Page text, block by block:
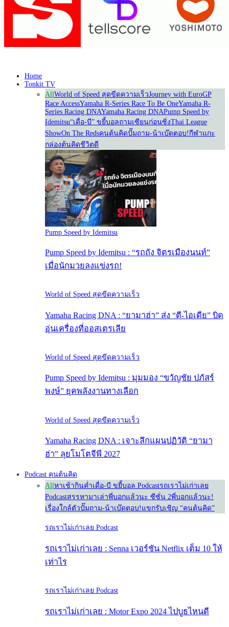
Home
Tonkit TV
AllWorld of Speed สุดขีดความเร็วJourney with EuroGP
Race AccessYamaha R-Series Race To Be OneYamaha R-
Series Racing DNAYamaha Racing DNAPump Speed by
Idemitsu“เดื่อ-บี” ขยี้บอลถามเซียนก่อนซิ่งThai League
ShowOn The Redsคนต้นคิดปั๊มถาม-น้าเบ๊ดตอบ!กีฬาแกะ
กล่องต้นคิดชีวิตดี
Pump Speed by Idemitsu
Pump Speed by Idemitsu : “รถถัง จิตรเมืองนนท์”
เมื่อนักมวยลงแข่งรถ!
World of Speed สุดขีดความเร็ว
Yamaha Racing DNA : “ยามาฮ่า” ส่ง “ตี-ไอเดีย” บิด
อุ่นเครื่องที่ออสเตรเลีย
World of Speed สุดขีดความเร็ว
Pump Speed by Idemitsu : มุมมอง “ขวัญชัย ปภัสร์
พงษ์” ยุคพลังงานทางเลือก
World of Speed สุดขีดความเร็ว
Yamaha Racing DNA : เจาะลึกแผนปฏิวัติ “ยามา
ฮ่า” ลุยโมโตจีพี 2027
Podcast คนต้นคิด
Allหาเช้ากินค่ำเดื่อ-บี ขยี้บอล Podcastรถเราไม่เก่าเลย
Podcastสรรหามาเล่าพี่บอกแล้วนะ ซีซั่น 2พี่บอกแล้วนะ!
เรื่องใกล้ตัวปั๊มถาม-น้าเบ๊ดตอบ! แขกรับเชิญ “คนต้นคิด”
รถเราไม่เก่าเลย Podcast
รถเราไม่เก่าเลย : Senna เวอร์ชัน Netflix เต็ม 10 ให้
เท่าไร
รถเราไม่เก่าเลย Podcast
รถเราไม่เก่าเลย : Motor Expo 2024 ไปบูธไหนดี